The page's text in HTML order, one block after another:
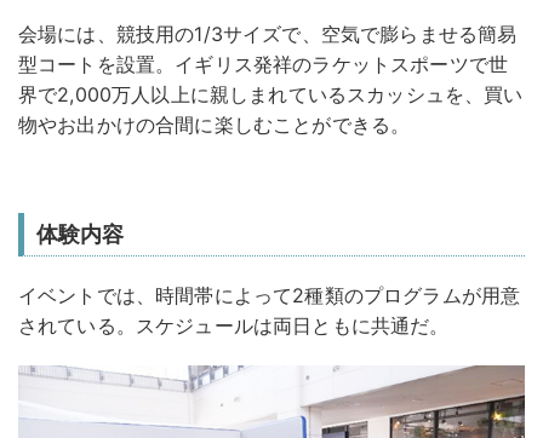
会場には、競技用の1/3サイズで、空気で膨らませる簡易
型コートを設置。イギリス発祥のラケットスポーツで世
界で2,000万人以上に親しまれているスカッシュを、買い
物やお出かけの合間に楽しむことができる。
体験内容
イベントでは、時間帯によって2種類のプログラムが用意
されている。スケジュールは両日ともに共通だ。